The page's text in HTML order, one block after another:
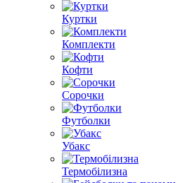
Куртки
Комплекти
Кофти
Сорочки
Футболки
Убакс
Термобілизна